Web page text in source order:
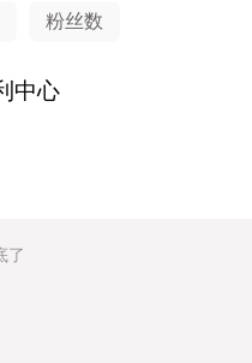
粉丝数
中心
了